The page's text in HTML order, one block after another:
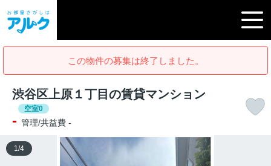
この物件の募集は終了しました。
渋谷区上原１丁目の賃貸マンション
空室0
- 管理/共益費 -
1 /4